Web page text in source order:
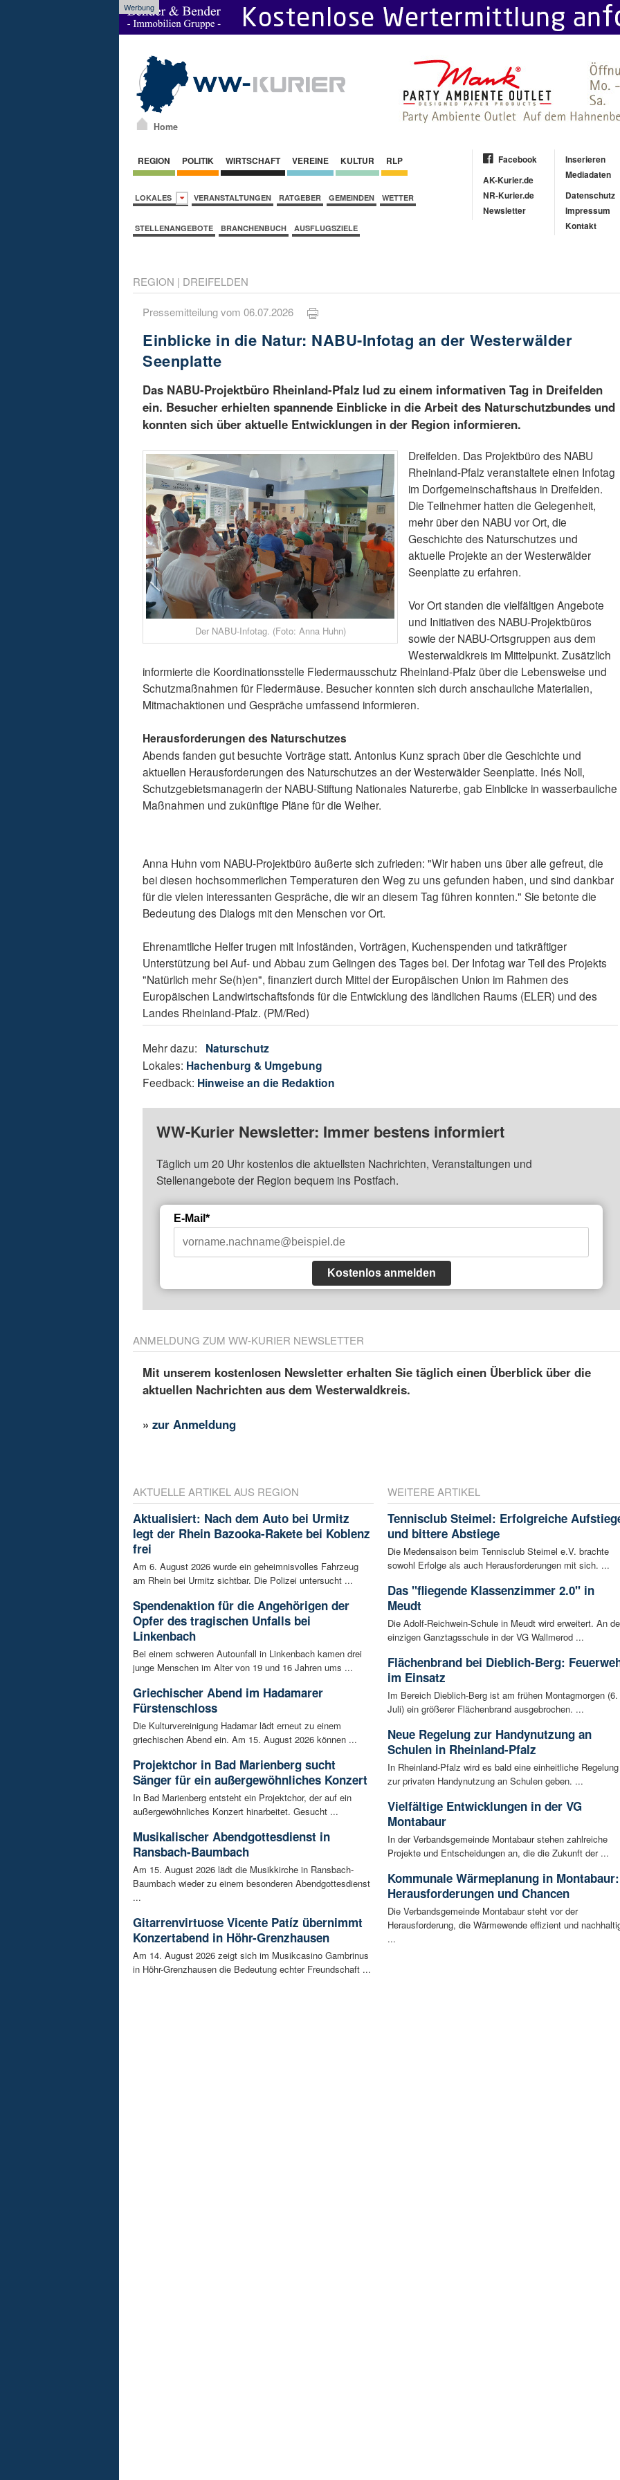
Werbung
Home
REGION POLITIK WIRTSCHAFT VEREINE KULTUR RLP
LOKALES VERANSTALTUNGEN RATGEBER GEMEINDEN WETTER
STELLENANGEBOTE BRANCHENBUCH AUSFLUGSZIELE
Facebook
AK-Kurier.de
NR-Kurier.de
Newsletter
Inserieren
Mediadaten
Datenschutz
Impressum
Kontakt
REGION | DREIFELDEN
Pressemitteilung vom 06.07.2026
Einblicke in die Natur: NABU-Infotag an der Westerwälder
Seenplatte
Das NABU-Projektbüro Rheinland-Pfalz lud zu einem informativen Tag in Dreifelden
ein. Besucher erhielten spannende Einblicke in die Arbeit des Naturschutzbundes und
konnten sich über aktuelle Entwicklungen in der Region informieren.
Der NABU-Infotag. (Foto: Anna Huhn)
Dreifelden. Das Projektbüro des NABU
Rheinland-Pfalz veranstaltete einen Infotag
im Dorfgemeinschaftshaus in Dreifelden.
Die Teilnehmer hatten die Gelegenheit,
mehr über den NABU vor Ort, die
Geschichte des Naturschutzes und
aktuelle Projekte an der Westerwälder
Seenplatte zu erfahren.
Vor Ort standen die vielfältigen Angebote
und Initiativen des NABU-Projektbüros
sowie der NABU-Ortsgruppen aus dem
Westerwaldkreis im Mittelpunkt. Zusätzlich
informierte die Koordinationsstelle Fledermausschutz Rheinland-Pfalz über die Lebensweise und
Schutzmaßnahmen für Fledermäuse. Besucher konnten sich durch anschauliche Materialien,
Mitmachaktionen und Gespräche umfassend informieren.
Herausforderungen des Naturschutzes
Abends fanden gut besuchte Vorträge statt. Antonius Kunz sprach über die Geschichte und
aktuellen Herausforderungen des Naturschutzes an der Westerwälder Seenplatte. Inés Noll,
Schutzgebietsmanagerin der NABU-Stiftung Nationales Naturerbe, gab Einblicke in wasserbauliche
Maßnahmen und zukünftige Pläne für die Weiher.
Anna Huhn vom NABU-Projektbüro äußerte sich zufrieden: "Wir haben uns über alle gefreut, die
bei diesen hochsommerlichen Temperaturen den Weg zu uns gefunden haben, und sind dankbar
für die vielen interessanten Gespräche, die wir an diesem Tag führen konnten." Sie betonte die
Bedeutung des Dialogs mit den Menschen vor Ort.
Ehrenamtliche Helfer trugen mit Infoständen, Vorträgen, Kuchenspenden und tatkräftiger
Unterstützung bei Auf- und Abbau zum Gelingen des Tages bei. Der Infotag war Teil des Projekts
"Natürlich mehr Se(h)en", finanziert durch Mittel der Europäischen Union im Rahmen des
Europäischen Landwirtschaftsfonds für die Entwicklung des ländlichen Raums (ELER) und des
Landes Rheinland-Pfalz. (PM/Red)
Mehr dazu: Naturschutz
Lokales: Hachenburg & Umgebung
Feedback: Hinweise an die Redaktion
WW-Kurier Newsletter: Immer bestens informiert
Täglich um 20 Uhr kostenlos die aktuellsten Nachrichten, Veranstaltungen und
Stellenangebote der Region bequem ins Postfach.
E-Mail*
Kostenlos anmelden
ANMELDUNG ZUM WW-KURIER NEWSLETTER
Mit unserem kostenlosen Newsletter erhalten Sie täglich einen Überblick über die
aktuellen Nachrichten aus dem Westerwaldkreis.
»zur Anmeldung
AKTUELLE ARTIKEL AUS REGION
Aktualisiert: Nach dem Auto bei Urmitz
legt der Rhein Bazooka-Rakete bei Koblenz
frei
Am 6. August 2026 wurde ein geheimnisvolles Fahrzeug
am Rhein bei Urmitz sichtbar. Die Polizei untersucht ...
Spendenaktion für die Angehörigen der
Opfer des tragischen Unfalls bei
Linkenbach
Bei einem schweren Autounfall in Linkenbach kamen drei
junge Menschen im Alter von 19 und 16 Jahren ums ...
Griechischer Abend im Hadamarer
Fürstenschloss
Die Kulturvereinigung Hadamar lädt erneut zu einem
griechischen Abend ein. Am 15. August 2026 können ...
Projektchor in Bad Marienberg sucht
Sänger für ein außergewöhnliches Konzert
In Bad Marienberg entsteht ein Projektchor, der auf ein
außergewöhnliches Konzert hinarbeitet. Gesucht ...
Musikalischer Abendgottesdienst in
Ransbach-Baumbach
Am 15. August 2026 lädt die Musikkirche in Ransbach-
Baumbach wieder zu einem besonderen Abendgottesdienst
...
Gitarrenvirtuose Vicente Patíz übernimmt
Konzertabend in Höhr-Grenzhausen
Am 14. August 2026 zeigt sich im Musikcasino Gambrinus
in Höhr-Grenzhausen die Bedeutung echter Freundschaft ...
WEITERE ARTIKEL
Tennisclub Steimel: Erfolgreiche
und bittere Abstiege
Die Medensaison beim Tennisclub Steimel e.V. brachte
sowohl Erfolge als auch Herausforderungen mit sich. ...
Das "fliegende Klassenzimmer 2.0" in
Meudt
Die Adolf-Reichwein-Schule in Meudt wird erweitert. An
einzigen Ganztagsschule in der VG Wallmerod ...
Flächenbrand bei Dieblich-Berg:
im Einsatz
Im Bereich Dieblich-Berg ist am frühen Montagmorgen (6.
Juli) ein größerer Flächenbrand ausgebrochen. ...
Neue Regelung zur Handynutzung an
Schulen in Rheinland-Pfalz
In Rheinland-Pfalz wird es bald eine einheitliche Regelung
zur privaten Handynutzung an Schulen geben. ...
Vielfältige Entwicklungen in der VG
Montabaur
In der Verbandsgemeinde Montabaur stehen zahlreiche
Projekte und Entscheidungen an, die die Zukunft der ...
Kommunale Wärmeplanung in Montabaur:
Herausforderungen und Chancen
Die Verbandsgemeinde Montabaur steht vor der
Herausforderung, die Wärmewende effizient und
...